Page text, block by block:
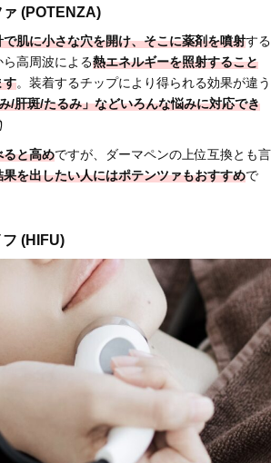
(POTENZA)
で肌に小さな穴を開け、そこに薬剤を噴射する
高周波による熱エネルギーを照射すること
す。装着するチップにより得られる効果が違う
/肝斑/たるみ」などいろんな悩みに対応でき
ると高めですが、ダーマペンの上位互換とも言
果を出したい人にはポテンツァもおすすめで
(HIFU)